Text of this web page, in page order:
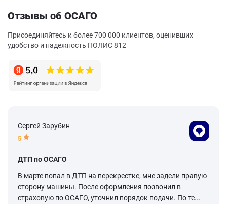
Отзывы об ОСАГО
Присоединяйтесь к более 700 000 клиентов, оценивших
удобство и надежность ПОЛИС 812
Сергей Зарубин
5
ДТП по ОСАГО
В марте попал в ДТП на перекрестке, мне задели правую
сторону машины. После оформления позвонил в
страховую по ОСАГО, уточнил порядок подачи. По те...